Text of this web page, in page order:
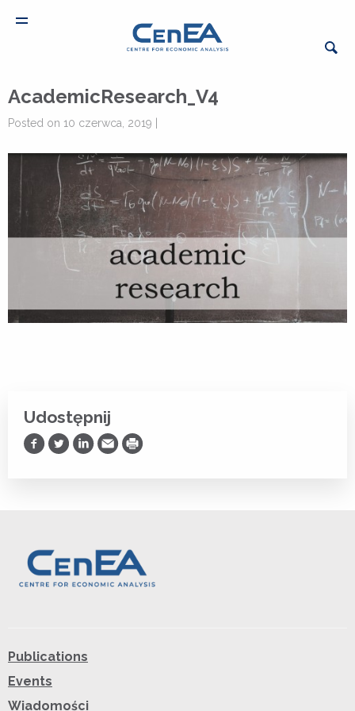
AcademicResearch_V4
Posted on 10 czerwca, 2019 |
Udostępnij
Udostępnij na Facebooku
Udostępnij na Twitterze
Udostępnij na LinkedIn
Prześlij Emailem
Drukuj
Publications
Events
Wiadomości